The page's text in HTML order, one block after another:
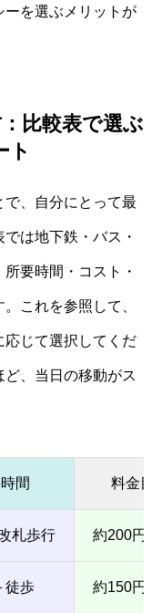
ーを選ぶメリットが
比較表で選ぶ
ト
で、自分にとって最
は地下鉄・バス・
要時間・コスト・
これを参照して、
応じて選択してくだ
、当日の移動がス
間 料金目
札歩行 約200円
徒歩 約150円